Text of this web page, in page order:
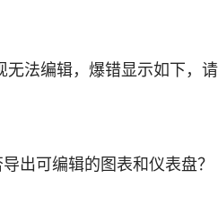
无法编辑，爆错显示如下，
出可编辑的图表和仪表盘？